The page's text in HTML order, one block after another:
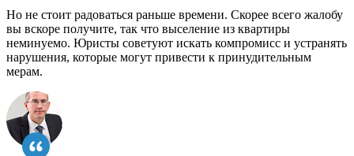
Но не стоит радоваться раньше времени. Скорее всего жалобу
вы вскоре получите, так что выселение из квартиры
неминуемо. Юристы советуют искать компромисс и устранять
нарушения, которые могут привести к принудительным
мерам.